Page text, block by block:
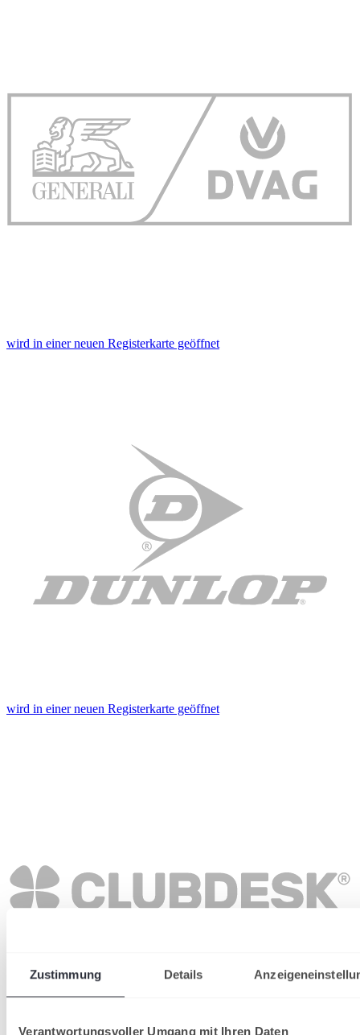
Zustimmung Details
Verantwortungsvoller Umgang mit Ihren Daten
wird in einer neuen Registerkarte geöffnet
wird in einer neuen Registerkarte geöffnet